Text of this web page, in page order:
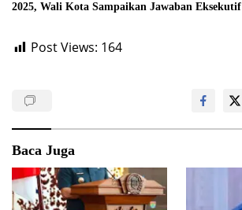
2025, Wali Kota Sampaikan Jawaban Eksekutif
Post Views: 164
Baca Juga